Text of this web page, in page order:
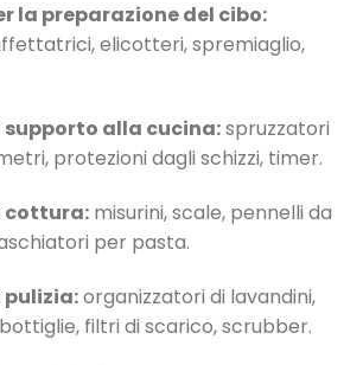
la preparazione del cibo:
elicotteri, spremiaglio,
alla cucina:spruzzatori
protezioni dagli schizzi, timer.
cottura:misurini, scale, pennelli da
per pasta.
organizzatori di lavandini,
filtri di scarico, scrubber.